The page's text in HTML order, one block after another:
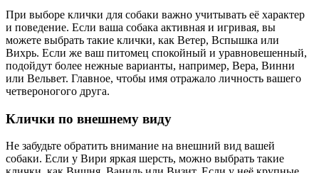
При выборе клички для собаки важно учитывать её характер
и поведение. Если ваша собака активная и игривая, вы
можете выбрать такие клички, как Ветер, Вспышка или
Вихрь. Если же ваш питомец спокойный и уравновешенный,
подойдут более нежные варианты, например, Вера, Винни
или Вельвет. Главное, чтобы имя отражало личность вашего
четвероногого друга.
Клички по внешнему виду
Не забудьте обратить внимание на внешний вид вашей
собаки. Если у Вири яркая шерсть, можно выбрать такие